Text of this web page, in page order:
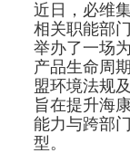
近日，必维
相关职能部
举办了一场
产品生命周
盟环境法规
旨在提升海
能力与跨部
型。